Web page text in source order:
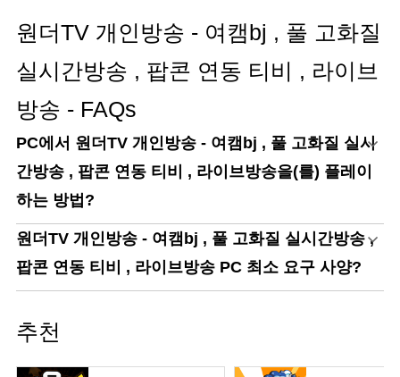
원더TV 개인방송 - 여캠bj , 풀 고화질
실시간방송 , 팝콘 연동 티비 , 라이브
방송 - FAQs
PC에서 원더TV 개인방송 - 여캠bj , 풀 고화질 실시
간방송 , 팝콘 연동 티비 , 라이브방송을(를) 플레이
하는 방법?
원더TV 개인방송 - 여캠bj , 풀 고화질 실시간방송 ,
팝콘 연동 티비 , 라이브방송 PC 최소 요구 사양?
추천